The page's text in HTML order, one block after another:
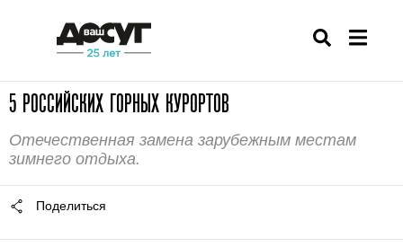
5 РОССИЙСКИХ ГОРНЫХ КУРОРТОВ
Отечественная замена зарубежным местам
зимнего отдыха.
Поделиться